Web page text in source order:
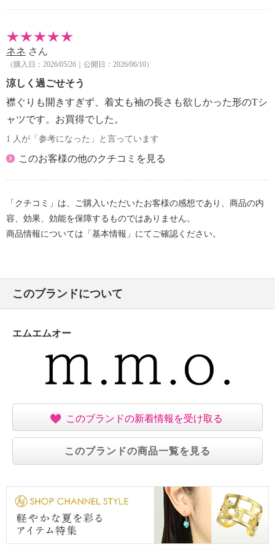
・個体差あり
・中国製
ネネ さん
（購入日：2026/05/26｜公開日：2026/06/10）
涼しく過ごせそう
襟ぐりも開きすぎず、着丈も袖の長さも欲しかった形のTシ
ャツです。お買得でした。
1 人が「参考になった」と言っています
このお客様の他のクチコミを見る
「クチコミ」は、ご購入いただいたお客様の感想であり、商品の内
容、効果、効能を保障するものではありません。
商品情報については「基本情報」にてご確認ください。
このブランドについて
エムエムオー
このブランドの新着情報を受け取る
このブランドの商品一覧を見る